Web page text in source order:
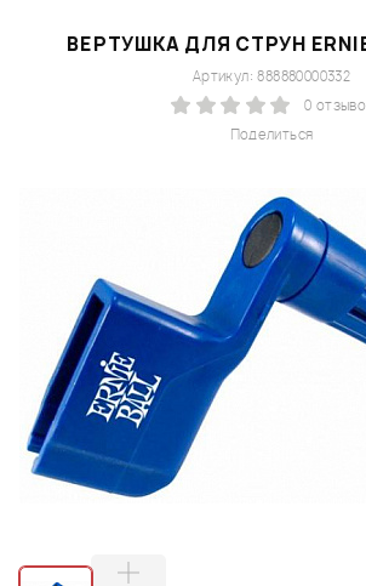
ВЕРТУШКА ДЛЯ СТРУН ERNIE
Поделиться
Артикул: 888880000332
0